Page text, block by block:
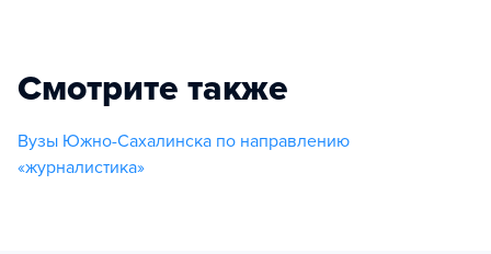
Смотрите также
Вузы Южно-Сахалинска по направлению
«журналистика»